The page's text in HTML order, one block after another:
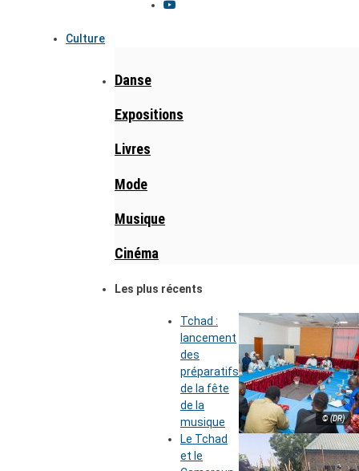
Culture
Danse
Expositions
Livres
Mode
Musique
Cinéma
Les plus récents
© (DR)
Tchad :
lancement
des
préparatifs
de la fête
de la
musique
Le Tchad
et le